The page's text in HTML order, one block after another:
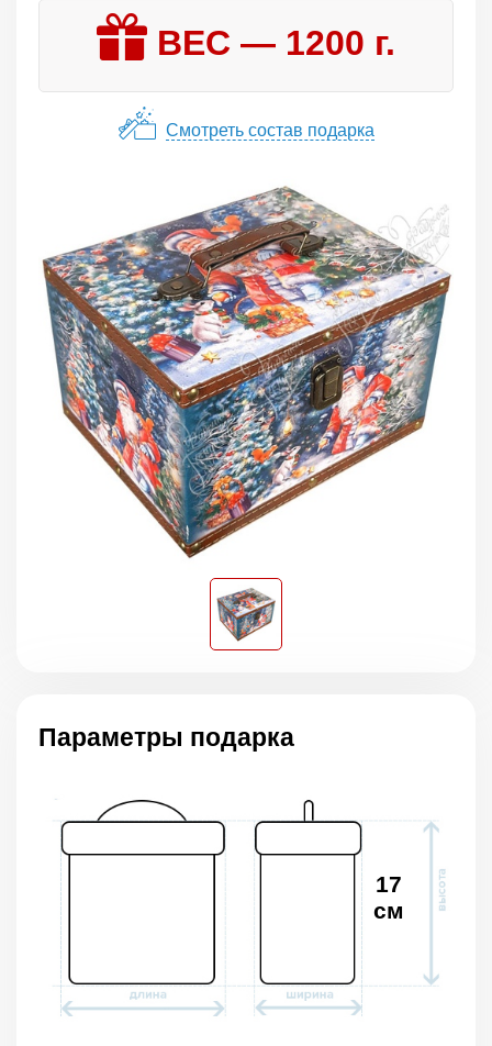
ВЕС — 1200 г.
Смотреть состав подарка
Параметры подарка
17
см